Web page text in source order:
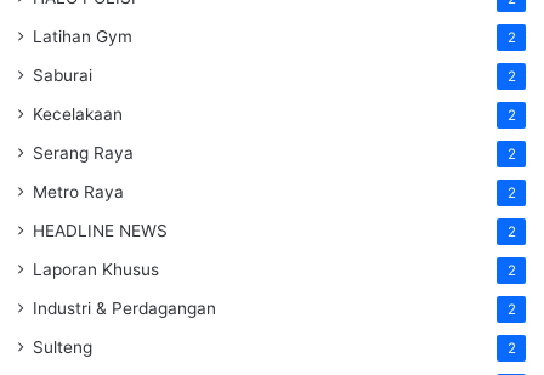
Latihan Gym 2
Saburai 2
Kecelakaan 2
Serang Raya 2
Metro Raya 2
HEADLINE NEWS 2
Laporan Khusus 2
Industri & Perdagangan 2
Sulteng 2